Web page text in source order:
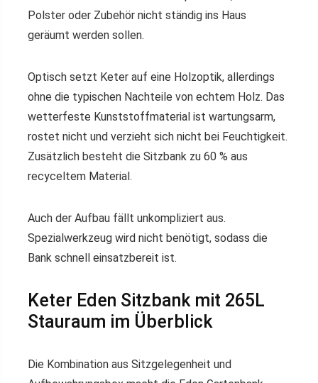
Polster oder Zubehör nicht ständig ins Haus
geräumt werden sollen.
Optisch setzt Keter auf eine Holzoptik, allerdings
ohne die typischen Nachteile von echtem Holz. Das
wetterfeste Kunststoffmaterial ist wartungsarm,
rostet nicht und verzieht sich nicht bei Feuchtigkeit.
Zusätzlich besteht die Sitzbank zu 60 % aus
recyceltem Material.
Auch der Aufbau fällt unkompliziert aus.
Spezialwerkzeug wird nicht benötigt, sodass die
Bank schnell einsatzbereit ist.
Keter Eden Sitzbank mit 265L
Stauraum im Überblick
Die Kombination aus Sitzgelegenheit und